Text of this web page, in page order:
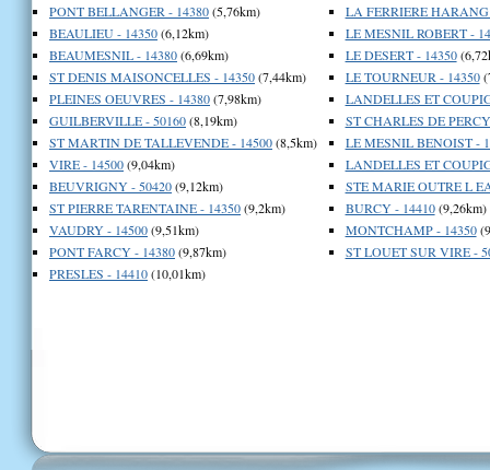
PONT BELLANGER - 14380(5,76km)
BEAULIEU - 14350(6,12km)
BEAUMESNIL - 14380(6,69km)
ST DENIS MAISONCELLES - 14350(7,44km)
PLEINES OEUVRES - 14380(7,98km)
GUILBERVILLE - 50160(8,19km)
ST MARTIN DE TALLEVENDE - 14500(8,5km)
VIRE - 14500(9,04km)
BEUVRIGNY - 50420(9,12km)
ST PIERRE TARENTAINE - 14350(9,2km)
VAUDRY - 14500(9,51km)
PONT FARCY - 14380(9,87km)
PRESLES - 14410(10,01km)
LA FERRIERE HARANG
LE MESNIL ROBERT -
LE DESERT - 14350
LE TOURNEUR - 14350
LANDELLES ET
ST CHARLES DE
LE MESNIL BENOIST -
LANDELLES ET
STE MARIE OUTRE L
BURCY - 14410(9,26km)
MONTCHAMP - 14350
ST LOUET SUR VIRE -